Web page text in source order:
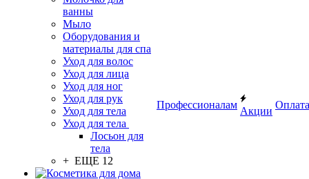
ванны
Мыло
Оборудования и
материалы для спа
Уход для волос
Уход для лица
Уход для ног
Уход для рук
Уход для тела
Уход для тела
Лосьон для
тела
+ ЕЩЕ 12
Профессионалам
Акции
Оплата